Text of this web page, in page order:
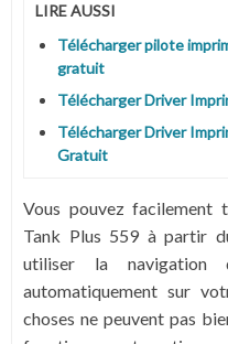
LIRE AUSSI
Télécharger pilote
gratuit
Télécharger Driver
Télécharger Driver
Gratuit
Vous pouvez facilement
Tank Plus 559 à partir
utiliser la navigation
automatiquement sur
choses ne peuvent pas